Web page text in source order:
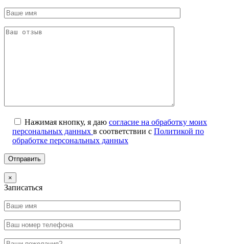
Нажимая кнопку, я даю согласие на обработку моих
персональных данных в соответствии с Политикой по
обработке персональных данных
×
Записаться